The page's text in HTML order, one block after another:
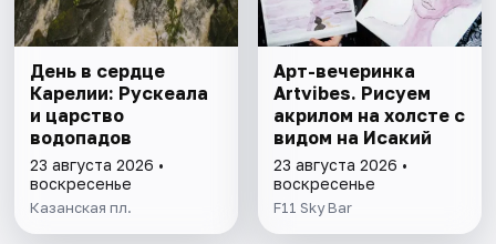
День в сердце
Карелии: Рускеала
и царство
водопадов
23 августа 2026 •
воскресенье
Казанская пл.
Арт-вечеринка
Artvibes. Рисуем
акрилом на холсте с
видом на Исакий
23 августа 2026 •
воскресенье
F11 Sky Bar